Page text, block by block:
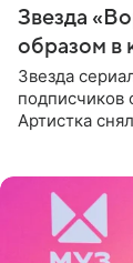
Звезда
образом в
Звезда
подписчиков
Артистка